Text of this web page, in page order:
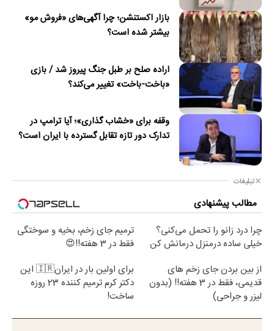
بازار اکستنشن؛ چرا آگهی‌های «فروش مو»
بیشتر شده است؟
اراده صلح بر طبل جنگ پیروز شد / بازی
«باخت-باخت» تغییر می‌کند؟
وقفه برای «خشاب گذاری»؛ آیا ترامپ در
تدارک دور تازه تقابل گسترده با ایران است؟
تبلیغات
مطالب پیشنهادی
چرا درد زانو را تحمل می‌کنی؟
خیلی ساده درمنزل درمانش کن
ترمیم جای زخم، بخیه و سوختگی
فقط در 3 هفته!!😍
از بین بردن جای زخم های
قدیمی، فقط در 3 هفته!! (بدون
لیزر و جراحی)
برای اولین بار در ایران🇮🇷 این
دکتر کرم ترمیم کننده 23 روزه
ساخت!